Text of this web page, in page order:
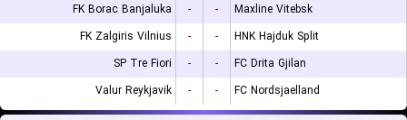
FK Borac Banjaluka
- -
Maxline Vitebsk
FK Zalgiris Vilnius
- -
HNK Hajduk Split
SP Tre Fiori
- -
FC Drita Gjilan
Valur Reykjavik
- - FC Nordsjaelland